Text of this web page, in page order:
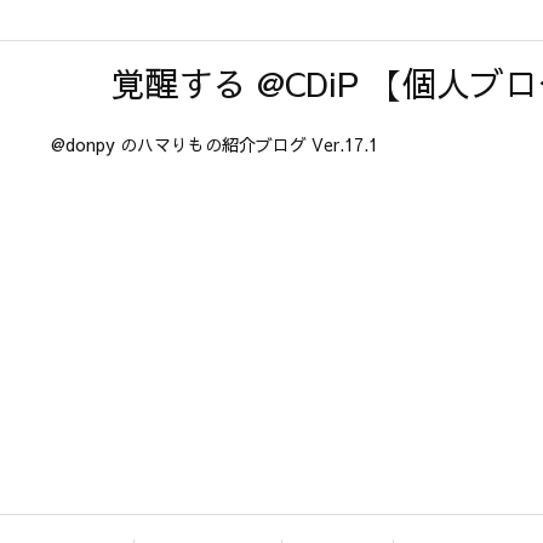
覚醒する @CDiP 【個人ブ
@donpy のハマりもの紹介ブログ Ver.17.1